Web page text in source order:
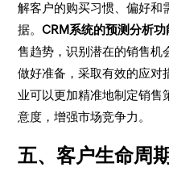
解客户的购买习惯、偏好和
据。CRM系统的预测分析功
售趋势，识别潜在的销售机
做好准备，采取有效的应对
业可以更加精准地制定销售
意度，增强市场竞争力。
五、客户生命周